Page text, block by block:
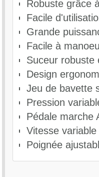
Robuste grâce
Facile
Grande
Facile à
Suceur robuste
Design
Jeu de bavette
Pression
Pédale marche
Vitesse variable
Poignée
Dépression : 170/17 Mbar
Niveau sonore : 68 dB(A)
Tension : 24V
Indice de protection :
Dimensions (L x l x h) :
Poids en ordre de
Poids : 132 Kg
Plateau disque
Brosse de lavage PPT
Batterie 12V 185Ah
Chargeur 24/20 EU/UK
Lamelle avant néoprène
Lamelle arrière néoprène